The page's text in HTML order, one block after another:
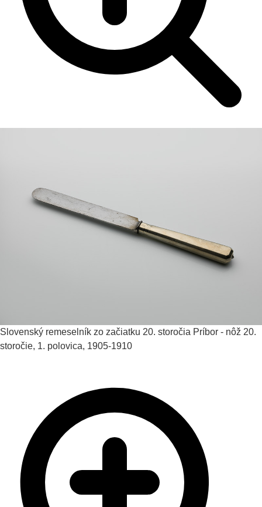
Slovenský remeselník zo začiatku 20. storočia Príbor - nôž 20.
storočie, 1. polovica, 1905-1910